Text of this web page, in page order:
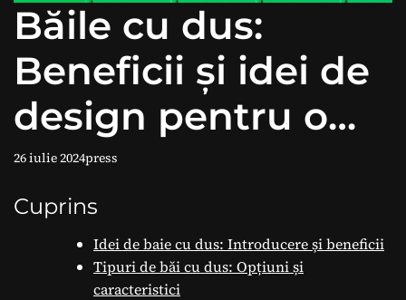
Băile cu dus:
Beneficii și idei de
design pentru o
baie modernă.
26 iulie 2024press
Cuprins
Idei de baie cu dus: Introducere și beneficii
Tipuri de băi cu dus: Opțiuni și
caracteristici